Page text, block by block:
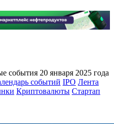
события 20 января 2025 года
событий IPO Лента
Криптовалюты Стартап